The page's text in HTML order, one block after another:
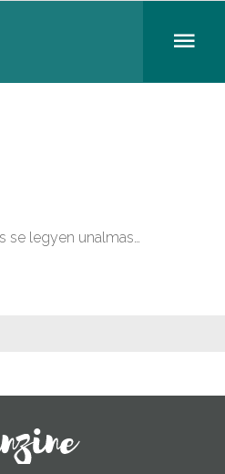
se legyen unalmas…